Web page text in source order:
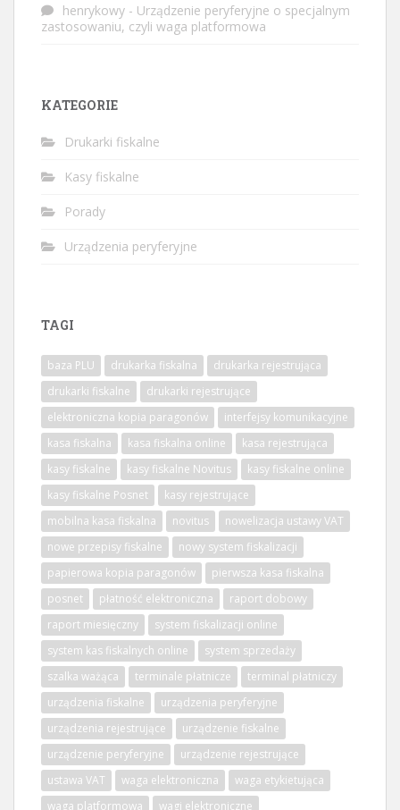
henrykowy - Urządzenie peryferyjne o specjalnym
zastosowaniu, czyli waga platformowa
KATEGORIE
Drukarki fiskalne
Kasy fiskalne
Porady
Urządzenia peryferyjne
TAGI
baza PLU drukarka fiskalna
drukarka rejestrująca
drukarki fiskalne
drukarki rejestrujące
elektroniczna kopia paragonów
interfejsy komunikacyjne
kasa fiskalna
kasa fiskalna online
kasa rejestrująca
kasy fiskalne
kasy fiskalne Novitus
kasy fiskalne online
kasy fiskalne Posnet
kasy rejestrujące
mobilna kasa fiskalna
novitus
nowelizacja ustawy VAT
nowe przepisy fiskalne
nowy system fiskalizacji
papierowa kopia paragonów
pierwsza kasa fiskalna
posnet
płatność elektroniczna
raport dobowy
raport miesięczny
system fiskalizacji online
system kas fiskalnych online
system sprzedaży
szalka ważąca
terminale płatnicze
terminal płatniczy
urządzenia fiskalne
urządzenia peryferyjne
urządzenia rejestrujące
urządzenie fiskalne
urządzenie peryferyjne
urządzenie rejestrujące
ustawa VAT
waga elektroniczna
waga etykietująca
waga platformowa
wagi elektroniczne